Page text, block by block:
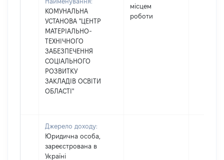
КОМУНАЛЬНА
УСТАНОВА "ЦЕНТР
МАТЕРІАЛЬНО-
ТЕХНІЧНОГО
ЗАБЕЗПЕЧЕННЯ
СОЦІАЛЬНОГО
РОЗВИТКУ
ЗАКЛАДІВ ОСВІТИ
ОБЛАСТІ"
місцем
роботи
Джерело доходу:
Юридична особа,
зареєстрована в
Україні